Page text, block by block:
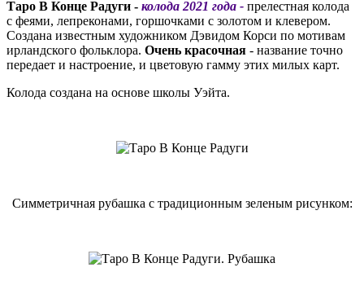
Таро В Конце Радуги - колода 2021 года - прелестная колода
с феями, лепреконами, горшочками с золотом и клевером.
Создана известным художником Дэвидом Корси по мотивам
ирландского фольклора. Очень красочная - название точно
передает и настроение, и цветовую гамму этих милых карт.
Колода создана на основе школы Уэйта.
Симметричная рубашка с традиционным зеленым рисунком: